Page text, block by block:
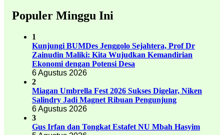
Populer Minggu Ini
1
Kunjungi BUMDes Jenggolo Sejahtera, Prof Dr
Zainudin Maliki: Kita Wujudkan Kemandirian
Ekonomi dengan Potensi Desa
6 Agustus 2026
2
Miagan Umbrella Fest 2026 Sukses Digelar, Niken
Salindry Jadi Magnet Ribuan Pengunjung
6 Agustus 2026
3
Gus Irfan dan Tongkat Estafet NU Mbah Hasyim